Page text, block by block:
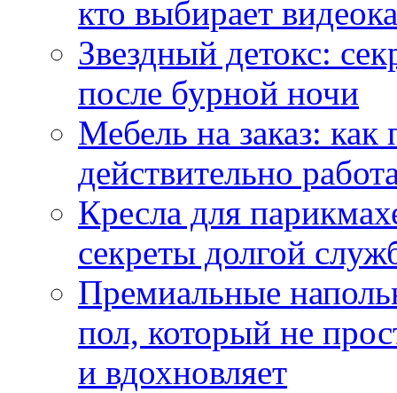
кто выбирает
Звездный детокс:
после бурной ночи
Мебель на заказ:
действительно
Кресла для
секреты долгой
Премиальные
пол, который не
и вдохновляет